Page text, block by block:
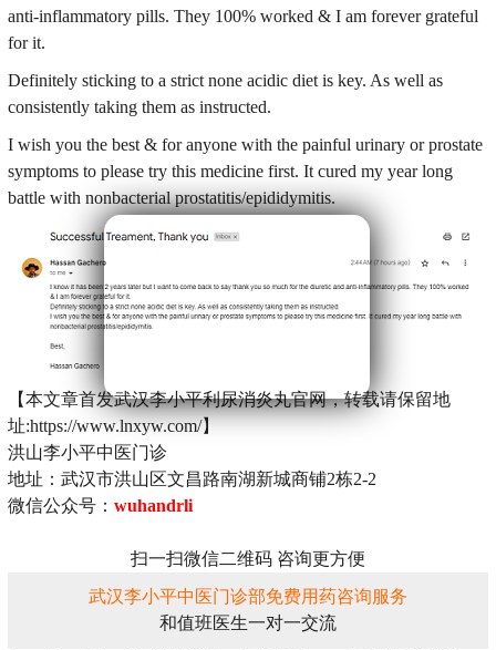
anti-inflammatory pills. They 100% worked & I am forever grateful
for it.
Definitely sticking to a strict none acidic diet is key. As well as
consistently taking them as instructed.
I wish you the best & for anyone with the painful urinary or prostate
symptoms to please try this medicine first. It cured my year long
battle with nonbacterial prostatitis/epididymitis.
【本文章首发武汉李小平利尿消炎丸官网，转载请保留地
址:https://www.lnxyw.com/】
洪山李小平中医门诊
地址：武汉市洪山区文昌路南湖新城商铺2栋2-2
微信公众号： wuhandrli
扫一扫微信二维码 咨询更方便
武汉李小平中医门诊部免费用药咨询服务
和值班医生一对一交流